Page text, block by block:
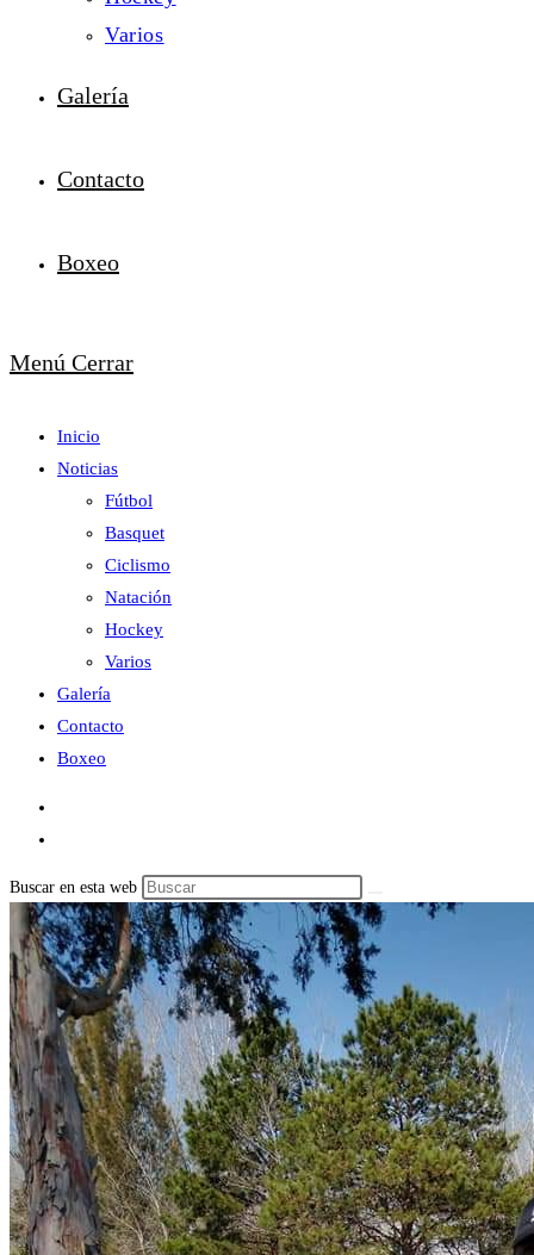
Varios
Galería
Contacto
Boxeo
Menú Cerrar
Inicio
Noticias
Fútbol
Basquet
Ciclismo
Natación
Hockey
Varios
Galería
Contacto
Boxeo
Buscar en esta web